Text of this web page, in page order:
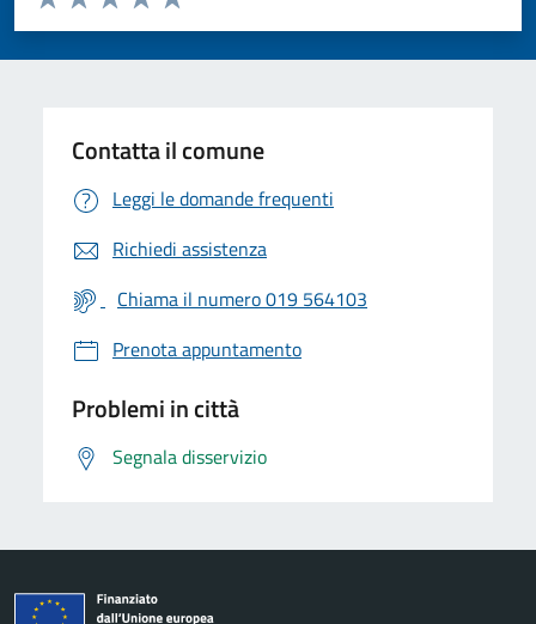
Valuta 5 stelle su 5
Valuta 4 stelle su 5
Valuta 3 stelle su 5
Valuta 2 stelle su 5
Valuta 1 stelle su 5
Contatta il comune
Leggi le domande frequenti
Richiedi assistenza
Chiama il numero 019 564103
Prenota appuntamento
Problemi in città
Segnala disservizio